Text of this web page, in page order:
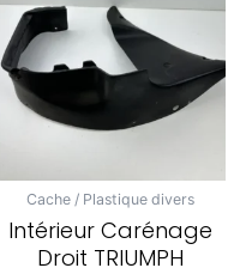
Cache / Plastique divers
Intérieur Carénage
Droit TRIUMPH